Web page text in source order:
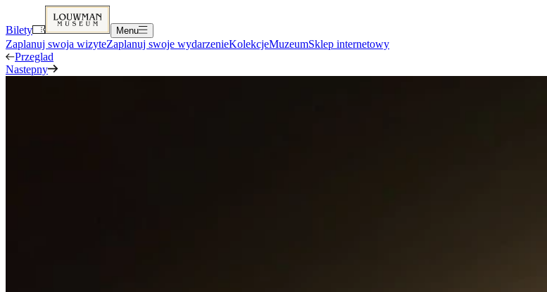
Bilety Menu
Zaplanuj swoja wizyteZaplanuj swoje wydarzenieKolekcjeMuzeumSklep internetowy
Przeglad
Nastepny